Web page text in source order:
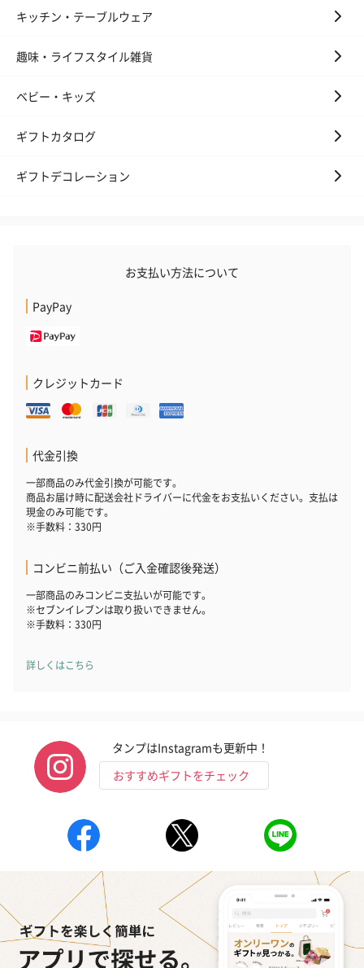
フラッグカプセル：イ
（END）（880円）
ショートイン
（880円）
お酒を同梱してお届けいたします。
※20歳未満の方への酒類の販売はいたしません。
プレミアムビール イネ
ディット（712円）
（704円）
おつまみ・その他
す。
いぶりがっことチーズ
のオイル漬（981円）
ごろっとうまみ チーズ
のオイル漬（塩麹&レモ
ン）（981円）
ひとつで完成！おまとめギフトセット
バイヤーがシーン・テーマ・デザインを厳選し、2〜4点の雑貨を
センス良くコーディネート。
迷う手間なく、開けた瞬間喜ばれる洗練された贈り物が、これひ
とつで完成します。クリスマス、誕生日、お礼などのシーンへ。
キッチン・テーブルウェア
趣味・ライフスタイル雑貨
ベビー・キッズ
ギフトカタログ
ギフトデコレーション
お支払い方法について
PayPay
クレジットカード
代金引換
一部商品のみ代金引換が可能です。
商品お届け時に配送会社ドライバーに代金をお支払いください。支払は
現金のみ可能です。
※手数料：330円
コンビニ前払い（ご入金確認後発送）
一部商品のみコンビニ支払いが可能です。
※セブンイレブンは取り扱いできません。
※手数料：330円
詳しくはこちら
タンプはInstagramも更新中！
おすすめギフトをチェック